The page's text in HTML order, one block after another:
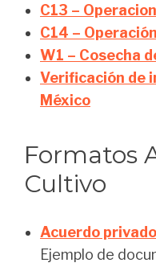
C13 –
C14 –
W1 – Cosecha
Verificación de
México
Formatos
Cultivo
Acuerdo
Ejemplo de